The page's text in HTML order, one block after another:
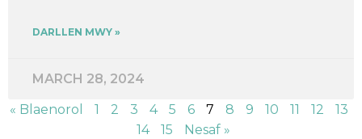
DARLLEN MWY »
MARCH 28, 2024
« Blaenorol
1 2 3 4 5 6 7 8 9 10 11 12
13
14
15 Nesaf »